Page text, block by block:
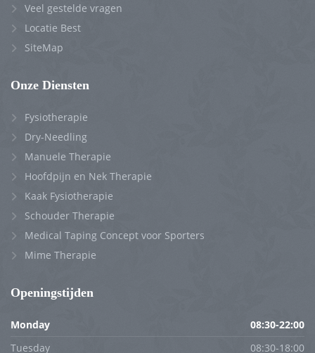
Veel gestelde vragen
Locatie Best
SiteMap
Onze Diensten
Fysiotherapie
Dry-Needling
Manuele Therapie
Hoofdpijn en Nek Therapie
Kaak Fysiotherapie
Schouder Therapie
Medical Taping Concept voor Sporters
Mime Therapie
Openingstijden
Monday
08:30-22:00
Tuesday
08:30-18:00